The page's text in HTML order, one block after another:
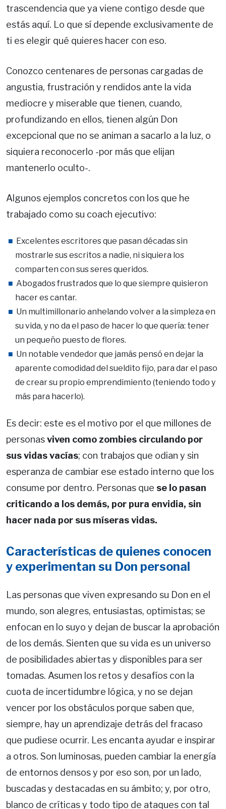
trascendencia que ya viene contigo desde que
estás aquí. Lo que sí depende exclusivamente de
ti es elegir qué quieres hacer con eso.
Conozco centenares de personas cargadas de
angustia, frustración y rendidos ante la vida
mediocre y miserable que tienen, cuando,
profundizando en ellos, tienen algún Don
excepcional que no se animan a sacarlo a la luz, o
siquiera reconocerlo -por más que elijan
mantenerlo oculto-.
Algunos ejemplos concretos con los que he
trabajado como su coach ejecutivo:
Excelentes escritores que pasan décadas sin
mostrarle sus escritos a nadie, ni siquiera los
comparten con sus seres queridos.
Abogados frustrados que lo que siempre quisieron
hacer es cantar.
Un multimillonario anhelando volver a la simpleza en
su vida, y no da el paso de hacer lo que quería: tener
un pequeño puesto de flores.
Un notable vendedor que jamás pensó en dejar la
aparente comodidad del sueldito fijo, para dar el paso
de crear su propio emprendimiento (teniendo todo y
más para hacerlo).
Es decir: este es el motivo por el que millones de
personasviven como zombies circulando por
sus vidas vacías; con trabajos que odian y sin
esperanza de cambiar ese estado interno que los
consume por dentro. Personas que se lo pasan
criticando a los demás, por pura envidia, sin
hacer nada por sus míseras vidas.
Características de quienes conocen
y experimentan su Don personal
Las personas que viven expresando su Don en el
mundo, son alegres, entusiastas, optimistas; se
enfocan en lo suyo y dejan de buscar la aprobación
de los demás. Sienten que su vida es un universo
de posibilidades abiertas y disponibles para ser
tomadas. Asumen los retos y desafíos con la
cuota de incertidumbre lógica, y no se dejan
vencer por los obstáculos porque saben que,
siempre, hay un aprendizaje detrás del fracaso
que pudiese ocurrir. Les encanta ayudar e inspirar
a otros. Son luminosas, pueden cambiar la energía
de entornos densos y por eso son, por un lado,
buscadas y destacadas en su ámbito; y, por otro,
blanco de críticas y todo tipo de ataques con tal